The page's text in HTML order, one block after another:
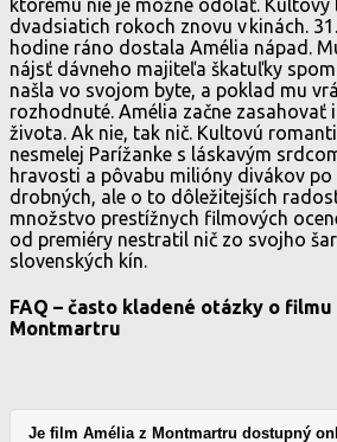
ktorému nie je možné odolať. Kultový
dvadsiatich rokoch znovu v kinách.
hodine ráno dostala Amélia nápad.
nájsť dávneho majiteľa škatuľky
našla vo svojom byte, a poklad mu
rozhodnuté. Amélia začne zasahovať
života. Ak nie, tak nič. Kultovú
nesmelej Parížanke s láskavým
hravosti a pôvabu milióny divákov po
drobných, ale o to dôležitejších
množstvo prestížnych filmových
od premiéry nestratil nič zo svojho
slovenských kín.
FAQ – často kladené otázky o
Montmartru
Je film Amélia z Montmartru dostupný